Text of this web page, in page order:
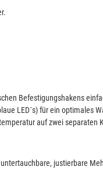
Befestigungshakens
LED´s) für ein
auf zwei separaten
justierbare